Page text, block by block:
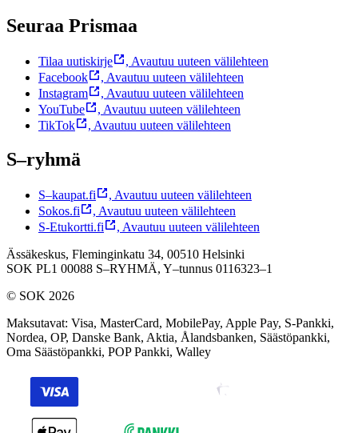
Seuraa Prismaa
Tilaa uutiskirje , Avautuu uuteen välilehteen
Facebook
, Avautuu uuteen välilehteen
Instagram
, Avautuu uuteen välilehteen
YouTube
, Avautuu uuteen välilehteen
TikTok
, Avautuu uuteen välilehteen
S–ryhmä
S–kaupat.fi , Avautuu uuteen välilehteen
Sokos.fi
, Avautuu uuteen välilehteen
S-Etukortti.fi
, Avautuu uuteen välilehteen
Ässäkeskus, Fleminginkatu 34, 00510 Helsinki
SOK PL1 00088 S–RYHMÄ, Y–tunnus 0116323–1
© SOK 2026
Maksutavat: Visa, MasterCard, MobilePay, Apple Pay, S-Pankki,
Nordea, OP, Danske Bank, Aktia, Ålandsbanken, Säästöpankki,
Oma Säästöpankki, POP Pankki, Walley